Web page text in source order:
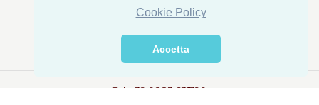
Cookie Policy
Accetta
Siège social : Via Corona di Ferro, 1
Établissement: Via della Transumanza, 61/63
76015 Trinitapoli (BT) - ITALY
Tel. +39 0883 631790